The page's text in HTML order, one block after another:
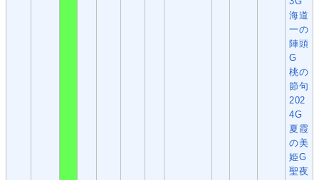
海道
一の
陣頭
G
桃の
節句
202
4G
夏霞
の美
姫G
聖夜